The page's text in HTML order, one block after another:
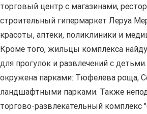
торговый центр с магазинами,
строительный гипермаркет Леруа
красоты, аптеки, поликлиники и
Кроме того, жильцы комплекса
для прогулок и развлечений с
окружена парками: Тюфелева
ландшафтными парками. Также
торгово-развлекательный